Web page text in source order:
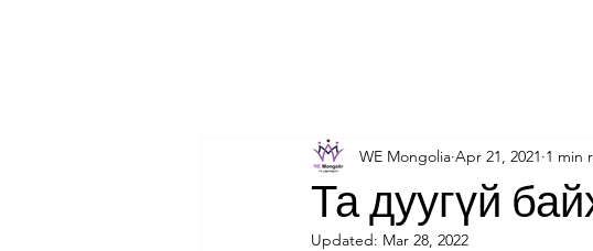
Та дуугүй
WE Mongolia Apr 21, 2021 1 min
Updated: Mar 28, 2022